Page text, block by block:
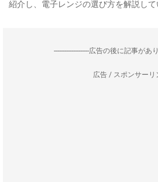
紹介し、電子レンジの選び方を解説して
--------------------広告の後に記事があり
広告 / スポンサーリ